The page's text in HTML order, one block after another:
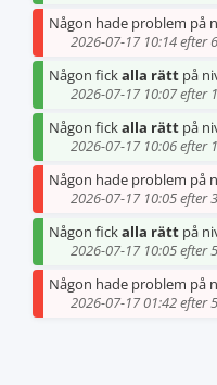
Någon hade problem på
2026-07-17 10:14 efter
Någon fickalla rätt på
2026-07-17 10:07 efter
Någon fickalla rätt på
2026-07-17 10:06 efter
Någon hade problem på
2026-07-17 10:05 efter
Någon fickalla rätt på
2026-07-17 10:05 efter
Någon hade problem på
2026-07-17 01:42 efter